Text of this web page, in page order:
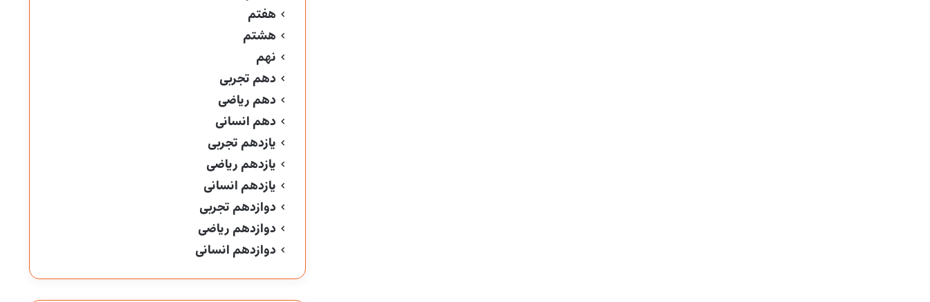
هفتم
هشتم
نهم
دهم تجربی
دهم ریاضی
دهم انسانی
یازدهم تجربی
یازدهم ریاضی
یازدهم انسانی
دوازدهم تجربی
دوازدهم ریاضی
دوازدهم انسانی